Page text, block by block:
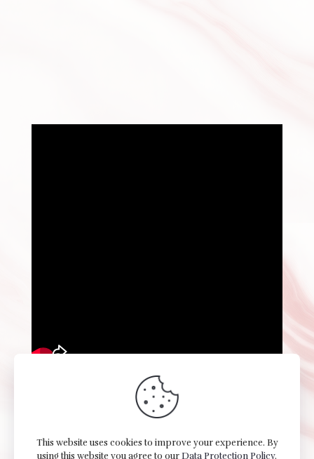
This website uses cookies to improve your experience. By
using this website you agree to ourData Protection Policy.